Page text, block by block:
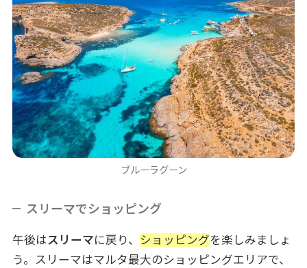
ブルーラグーン
スリーマでショッピング
午後はスリーマに戻り、 ショッピングを楽しみましょ
う。スリーマはマルタ最大のショッピングエリアで、